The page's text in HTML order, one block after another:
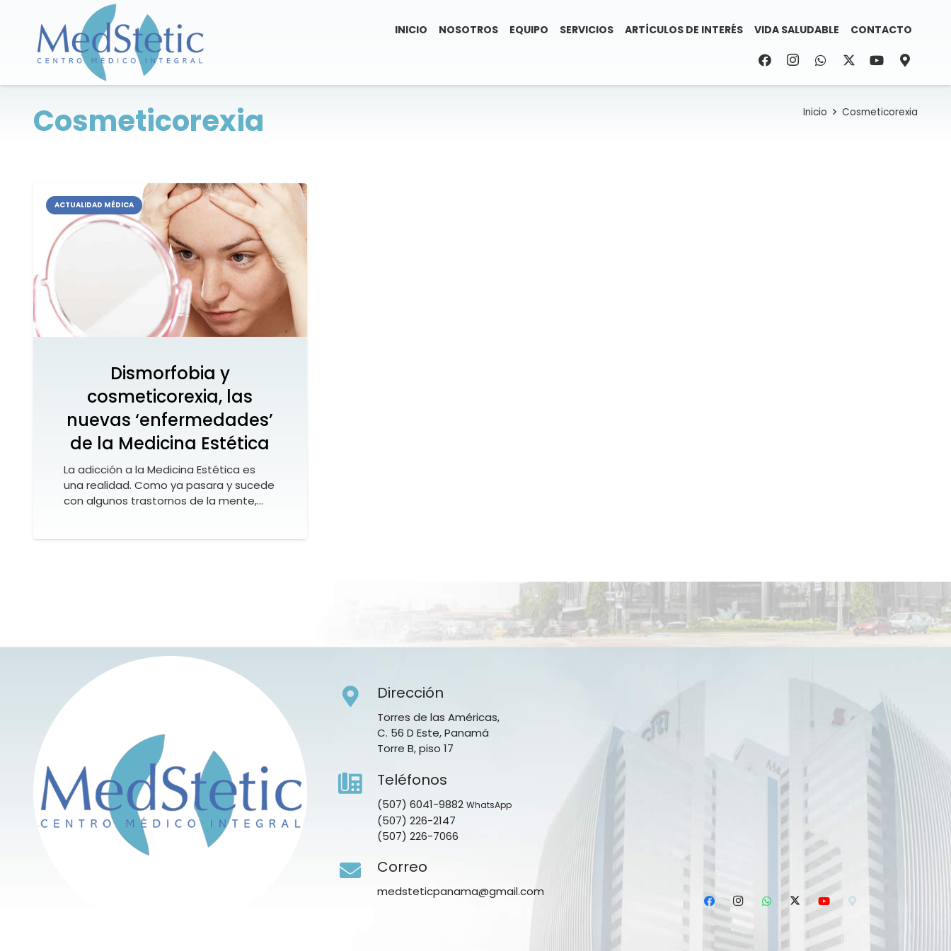
INICIO NOSOTROS EQUIPO SERVICIOS ARTÍCULOS DE INTERÉS VIDA SALUDABLE CONTACTO
Cosmeticorexia Inicio Cosmeticorexia
ACTUALIDAD MÉDICA
Dismorfobia y
cosmeticorexia, las
nuevas ‘enfermedades’
de la Medicina Estética
La adicción a la Medicina Estética es
una realidad. Como ya pasara y sucede
con algunos trastornos de la mente,…
Dirección
Torres de las Américas,
C. 56 D Este, Panamá
Torre B, piso 17
Teléfonos
(507) 6041-9882 WhatsApp
(507) 226-2147
(507) 226-7066
Correo
medsteticpanama@gmail.com